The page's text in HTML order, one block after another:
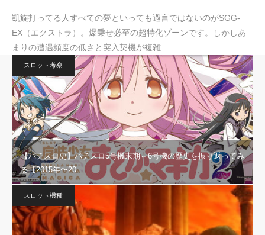
凱旋打ってる人すべての夢といっても過言ではないのがSGG-
EX（エクストラ）。爆乗せ必至の超特化ゾーンです。しかしあ
まりの遭遇頻度の低さと突入契機が複雑…
スロット考察
【パチスロ史】パチスロ5号機末期～6号機の歴史を振り返ってみ
る【2015年〜20…
スロット機種